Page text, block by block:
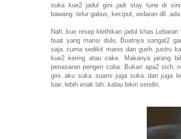
suka kue2 jadul gini..jadi stay tune di
bawang..telur gabus, keciput, widaran
Nah..kue resep klethikan jadul khas Lebaran
buat yang mansi dulu. Buatnya sangat2
saja..cuma sedikit manis dan gurih..justru
kue2 kering atau cake. Makanya jarang
penasaran pengen coba. Bukan apa2
gini..aku suka..suami juga suka..dan juga
luar..lebih enak lah..kalau bikin sendiri.